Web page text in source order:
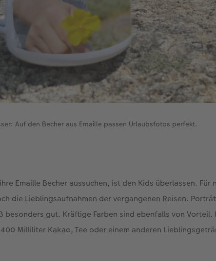
Auf den Becher aus Emaille passen Urlaubsfotos perfekt.
Emaille Becher aussuchen, ist den Kids überlassen. Für
die Lieblingsaufnahmen der vergangenen Reisen.
besonders gut. Kräftige Farben sind ebenfalls von Vorteil.
Milliliter Kakao, Tee oder einem anderen